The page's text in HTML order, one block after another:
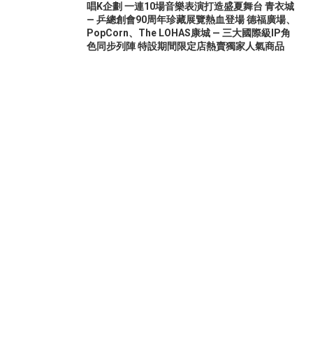
唱K企劃 一連10場音樂表演打造盛夏舞台 青衣城
— 乒總創會90周年珍藏展覽熱血登場 德福廣場、
PopCorn、The LOHAS康城 — 三大國際級IP角
色同步列陣 特設期間限定店熱賣獨家人氣商品